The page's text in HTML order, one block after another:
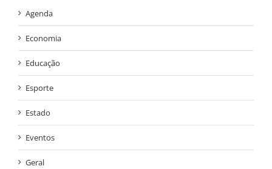
Agenda
Economia
Educação
Esporte
Estado
Eventos
Geral